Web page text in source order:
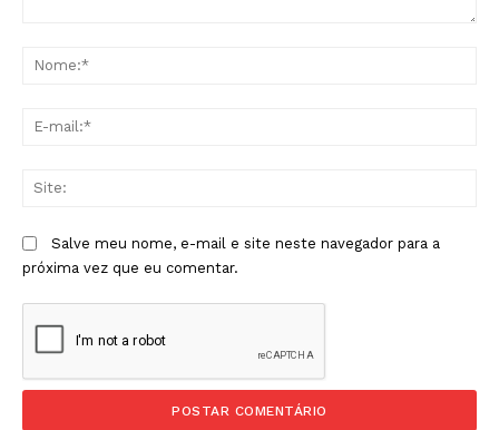
Salve meu nome, e-mail e site neste navegador para a
próxima vez que eu comentar.